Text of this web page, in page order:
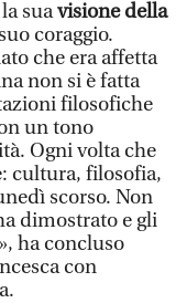
suavisione della
coraggio.
che era affetta
non si è fatta
filosofiche
un tono
Ogni volta che
cultura, filosofia,
scorso. Non
dimostrato e gli
ha concluso
con